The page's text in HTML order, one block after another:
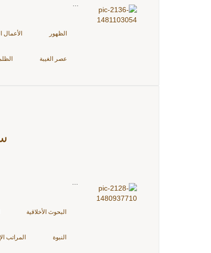
الظهور الأعمال
عصر الغيبة
البحوث الأخلاقية
النبوة المراتب